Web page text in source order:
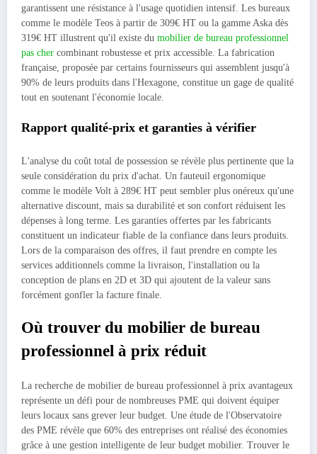
garantissent une résistance à l'usage quotidien intensif. Les bureaux
comme le modèle Teos à partir de 309€ HT ou la gamme Aska dès
319€ HT illustrent qu'il existe du mobilier de bureau professionnel
pas cher combinant robustesse et prix accessible. La fabrication
française, proposée par certains fournisseurs qui assemblent jusqu'à
90% de leurs produits dans l'Hexagone, constitue un gage de qualité
tout en soutenant l'économie locale.
Rapport qualité-prix et garanties à vérifier
L'analyse du coût total de possession se révèle plus pertinente que la
seule considération du prix d'achat. Un fauteuil ergonomique
comme le modèle Volt à 289€ HT peut sembler plus onéreux qu'une
alternative discount, mais sa durabilité et son confort réduisent les
dépenses à long terme. Les garanties offertes par les fabricants
constituent un indicateur fiable de la confiance dans leurs produits.
Lors de la comparaison des offres, il faut prendre en compte les
services additionnels comme la livraison, l'installation ou la
conception de plans en 2D et 3D qui ajoutent de la valeur sans
forcément gonfler la facture finale.
Où trouver du mobilier de bureau
professionnel à prix réduit
La recherche de mobilier de bureau professionnel à prix avantageux
représente un défi pour de nombreuses PME qui doivent équiper
leurs locaux sans grever leur budget. Une étude de l'Observatoire
des PME révèle que 60% des entreprises ont réalisé des économies
grâce à une gestion intelligente de leur budget mobilier. Trouver le